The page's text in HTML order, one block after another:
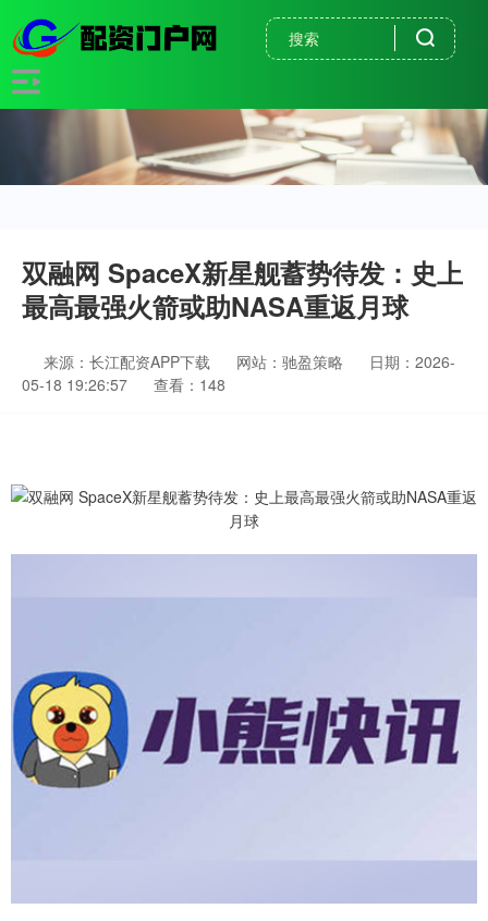
双融网 SpaceX新星舰蓄势待发：史上
最高最强火箭或助NASA重返月球
来源：长江配资APP下载 网站：驰盈策略
日期：2026-
05-18 19:26:57
查看：148